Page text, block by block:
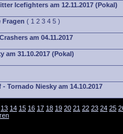
Icefighters am 12.11.2017 (Pokal)
Fragen ( 1 2 3 4 5 )
am 04.11.2017
am 31.10.2017 (Pokal)
Tornado Niesky am 14.10.2017
13 14 15 16 17 18 19 20 21 22 23 24 25